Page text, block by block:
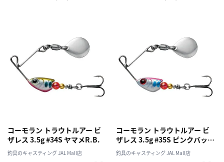
コーモラン トラウトルアー ビ
ザレス 3.5g #34S ヤマメR.B.
釣具のキャスティング JAL Mall店
コーモラン トラウトルアー ビ
ザレス 3.5g #35S ピンクバック
ヤマメ
釣具のキャスティング JAL Mall店